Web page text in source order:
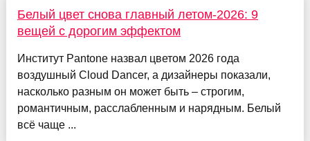
Белый цвет снова главный летом-2026: 9
вещей с дорогим эффектом
Институт Pantone назвал цветом 2026 года
воздушный Cloud Dancer, а дизайнеры показали,
насколько разным он может быть – строгим,
романтичным, расслабленным и нарядным. Белый
всё чаще ...